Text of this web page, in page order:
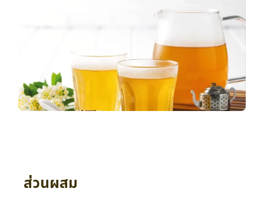
ส่วนผสม